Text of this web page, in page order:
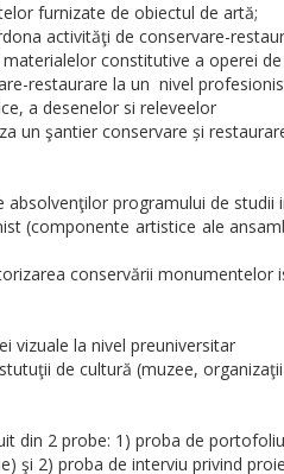
furnizate de obiectul de artă;
activităţi de conservare-
constitutive a operei
restaurare la un nivel
a desenelor si releveelor
un şantier conservare și
programului de studii
(componente artistice ale
conservării monumentelor
vizuale la nivel preuniversitar
de cultură (muzee,
din 2 probe: 1) proba de
şi 2) proba de interviu privind